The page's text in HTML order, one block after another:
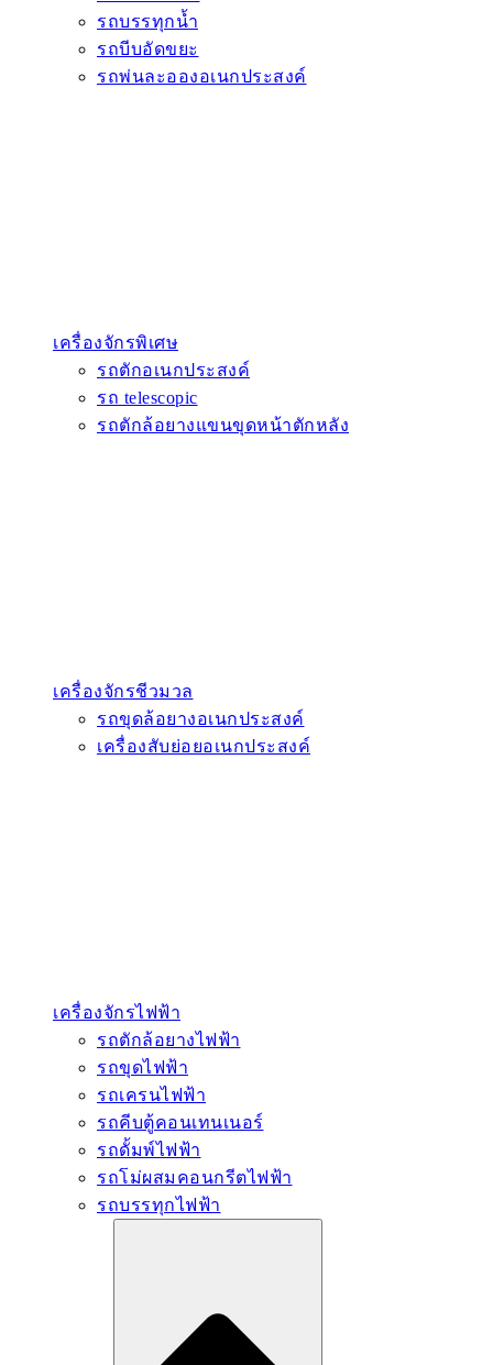
รถบรรทุกน้ำ
รถบีบอัดขยะ
รถพ่นละอองอเนกประสงค์
เครื่องจักรพิเศษ
รถตักอเนกประสงค์
รถ telescopic
รถตักล้อยางแขนขุดหน้าตักหลัง
เครื่องจักรชีวมวล
รถขุดล้อยางอเนกประสงค์
เครื่องสับย่อยอเนกประสงค์
เครื่องจักรไฟฟ้า
รถตักล้อยางไฟฟ้า
รถขุดไฟฟ้า
รถเครนไฟฟ้า
รถคีบตู้คอนเทนเนอร์
รถดั้มพ์ไฟฟ้า
รถโม่ผสมคอนกรีตไฟฟ้า
รถบรรทุกไฟฟ้า